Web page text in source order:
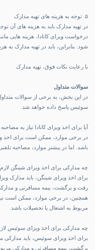
۵. توجه به هزینه های تهیه مدارک
در تهیه مدارک باید به هزینه های آن
درخواست ویزای کانادا، هزینه هایی
شود. بنابراین، باید در تهیه مدارک به
با رعایت نکات فوق، تهیه مدارک
سوالات متداول
در این بخش، به برخی از سوالات
سوئیس پاسخ داده خواهد شد.
آیا برای اخذ ویزای کانادا نیاز به
در برخی موارد، ممکن است برای اخذ
باشد. اما در بیشتر موارد، مصاحبه تلفنی
چه مدارکی برای اخذ ویزای شینگن
برای اخذ ویزای شینگن، باید مدارک
رفت و برگشت، بیمه مسافرتی و
همچنین، در برخی موارد، ممکن است
مربوط به اشتغال یا تحصیلات باشد.
چه مدارکی برای اخذ ویزای سوئیس
برگشت، بیمه مسافرتی و مدارکی